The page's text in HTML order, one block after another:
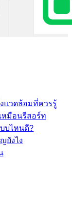
แวดล้อมที่ควรรู้
หมือนรีสอร์ท
บไหนดี?
ยังไง